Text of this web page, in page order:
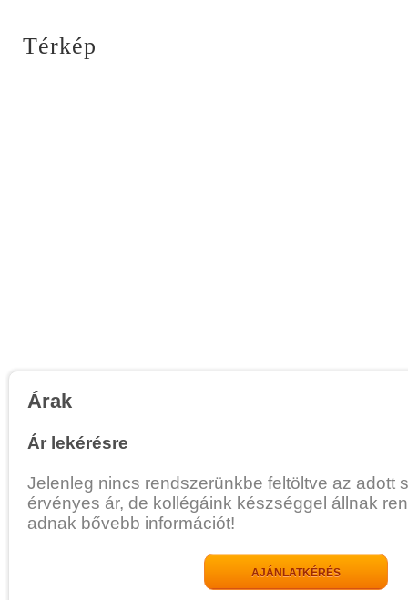
Térkép
Árak
Ár lekérésre
Jelenleg nincs rendszerünkbe feltöltve az adott
érvényes ár, de kollégáink készséggel állnak
adnak bővebb információt!
AJÁNLATKÉRÉS